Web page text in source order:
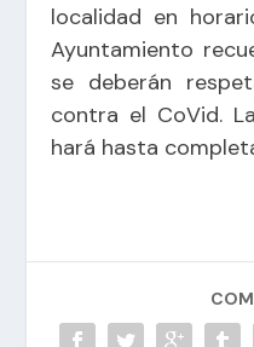
localidad en
Ayuntamiento
se deberán
contra el CoVid.
hará hasta